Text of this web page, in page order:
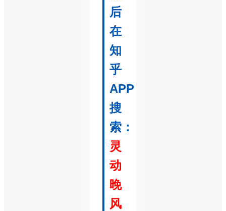
后
在
知
乎
APP
搜
索：
灵
动
晚
风